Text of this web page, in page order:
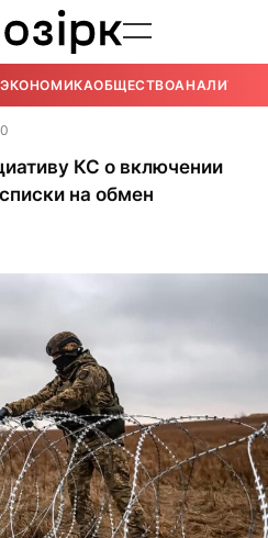
ЭКОНОМИКАОБЩЕСТВОАНАЛИТИКА
КС о включении
на обмен